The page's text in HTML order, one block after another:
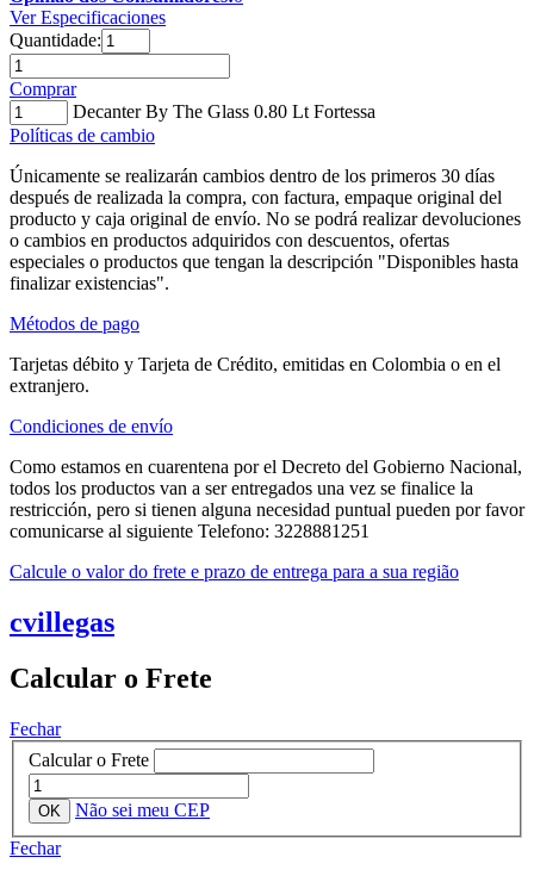
Ver Especificaciones
Quantidade:
Comprar
Decanter By The Glass 0.80 Lt Fortessa
Políticas de cambio
Únicamente se realizarán cambios dentro de los primeros 30 días
después de realizada la compra, con factura, empaque original del
producto y caja original de envío. No se podrá realizar devoluciones
o cambios en productos adquiridos con descuentos, ofertas
especiales o productos que tengan la descripción "Disponibles hasta
finalizar existencias".
Métodos de pago
Tarjetas débito y Tarjeta de Crédito, emitidas en Colombia o en el
extranjero.
Condiciones de envío
Como estamos en cuarentena por el Decreto del Gobierno Nacional,
todos los productos van a ser entregados una vez se finalice la
restricción, pero si tienen alguna necesidad puntual pueden por favor
comunicarse al siguiente Telefono: 3228881251
Calcule o valor do frete e prazo de entrega para a sua região
cvillegas
Calcular o Frete
Fechar
Calcular o Frete
Não sei meu CEP
Fechar